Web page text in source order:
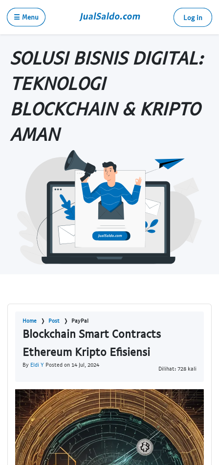
☰ Menu Log in
SOLUSI BISNIS DIGITAL:
TEKNOLOGI
BLOCKCHAIN & KRIPTO
AMAN
Home Post PayPal
Blockchain Smart Contracts
Ethereum Kripto Efisiensi
By Eldi Y Posted on 14 Jul, 2024
Dilihat: 728 kali